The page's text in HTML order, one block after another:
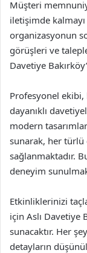
Müşteri
iletişimde
organizasyonun
görüşleri ve
Davetiye
Profesyonel
dayanıklı
modern
sunarak, her
sağlanmaktadır.
deneyim
Etkinliklerinizi
için Aslı Davetiye
sunacaktır. Her
detayların